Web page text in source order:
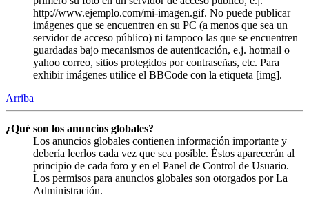
http://www.ejemplo.com/mi-imagen.gif. No puede publicar
imágenes que se encuentren en su PC (a menos que sea un
servidor de acceso público) ni tampoco las que se encuentren
guardadas bajo mecanismos de autenticación, e.j. hotmail o
yahoo correo, sitios protegidos por contraseñas, etc. Para
exhibir imágenes utilice el BBCode con la etiqueta [img].
Arriba
¿Qué son los anuncios globales?
Los anuncios globales contienen información importante y
debería leerlos cada vez que sea posible. Éstos aparecerán al
principio de cada foro y en el Panel de Control de Usuario.
Los permisos para anuncios globales son otorgados por La
Administración.